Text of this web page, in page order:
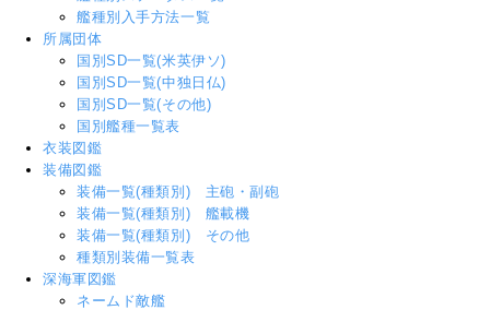
艦種別入手方法一覧
所属団体
国別SD一覧(米英伊ソ)
国別SD一覧(中独日仏)
国別SD一覧(その他)
国別艦種一覧表
衣装図鑑
装備図鑑
装備一覧(種類別) 主砲・副砲
装備一覧(種類別) 艦載機
装備一覧(種類別) その他
種類別装備一覧表
深海軍図鑑
ネームド敵艦